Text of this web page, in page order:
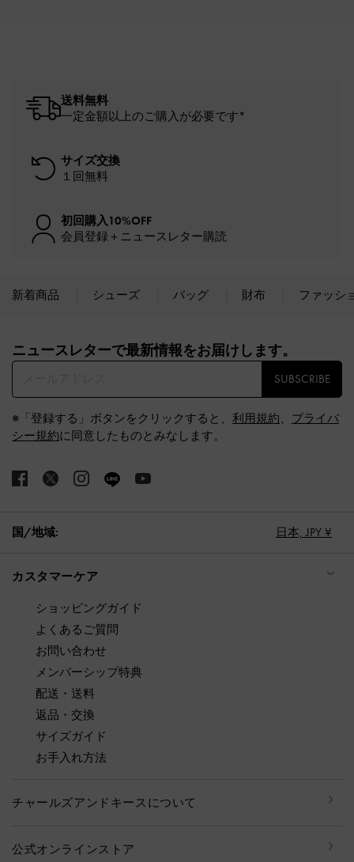
送料無料
一定金額以上のご購入が必要です*
サイズ交換
１回無料
初回購入10%OFF
会員登録＋ニュースレター購読
新着商品 シューズ バッグ 財布 ファッシ
ニュースレターで最新情報をお届けします。​
SUBSCRIBE
※「登録する」ボタンをクリックすると、 利用規約、 プライバ
シー規約に同意したものとみなします。
国/地域: 日本, JPY ¥
カスタマーケア
ショッピングガイド
よくあるご質問
お問い合わせ
メンバーシップ特典
配送・送料
返品・交換
サイズガイド
お手入れ方法
チャールズアンドキースについて
公式オンラインストア